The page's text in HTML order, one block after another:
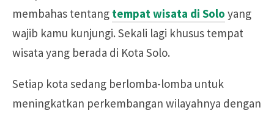
membahas tentang tempat wisata di Solo yang
wajib kamu kunjungi. Sekali lagi khusus tempat
wisata yang berada di Kota Solo.
Setiap kota sedang berlomba-lomba untuk
meningkatkan perkembangan wilayahnya dengan